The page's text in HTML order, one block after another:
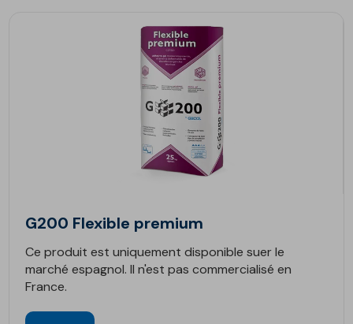
G200 Flexible premium
Ce produit est uniquement disponible suer le
marché espagnol. Il n'est pas commercialisé en
France.